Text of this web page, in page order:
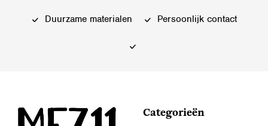
worden
worden
Duurzame materialen Persoonlijk contact
Categorieën